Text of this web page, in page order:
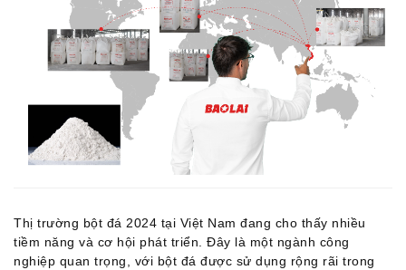
máy
Sản
phẩm
Đá
nhiên
Đá
thạch
anh
tạo
Sản
phẩm
Thị trường bột đá 2024 tại Việt Nam đang cho thấy nhiều
tiềm năng và cơ hội phát triển. Đây là một ngành công
nghiệp quan trọng, với bột đá được sử dụng rộng rãi trong